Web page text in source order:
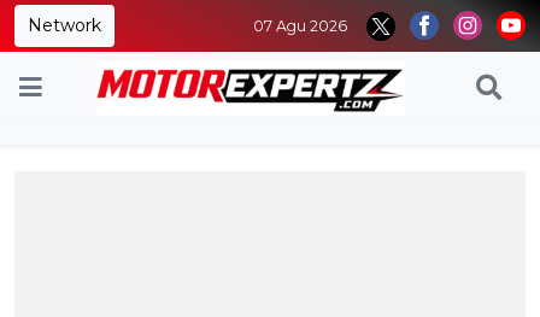
Network 07 Agu 2026